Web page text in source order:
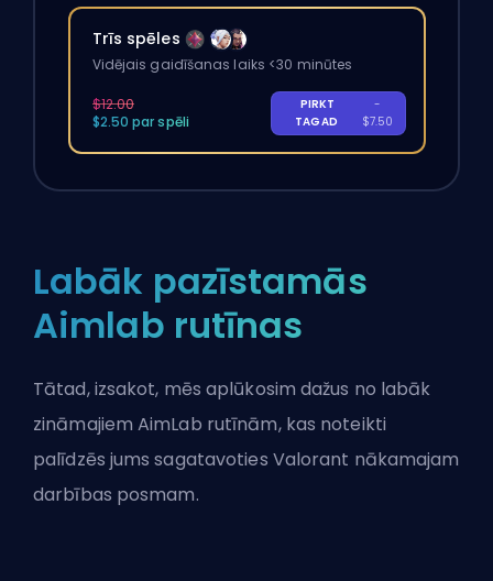
Trīs spēles
Vidējais gaidīšanas laiks <30 minūtes
$12.00
$2.50 par spēli
PIRKT
TAGAD
-
$7.50
Labāk pazīstamās
Aimlab rutīnas
Tātad, izsakot, mēs aplūkosim dažus no labāk
zināmajiem AimLab rutīnām, kas noteikti
palīdzēs jums sagatavoties Valorant nākamajam
darbības posmam.